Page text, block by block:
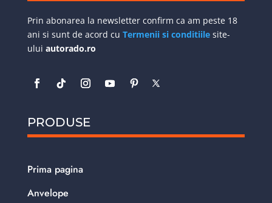
Prin abonarea la newsletter confirm ca am peste 18
ani si sunt de acord cu Termenii si conditiilesite-
ului autorado.ro
PRODUSE
Prima pagina
Anvelope